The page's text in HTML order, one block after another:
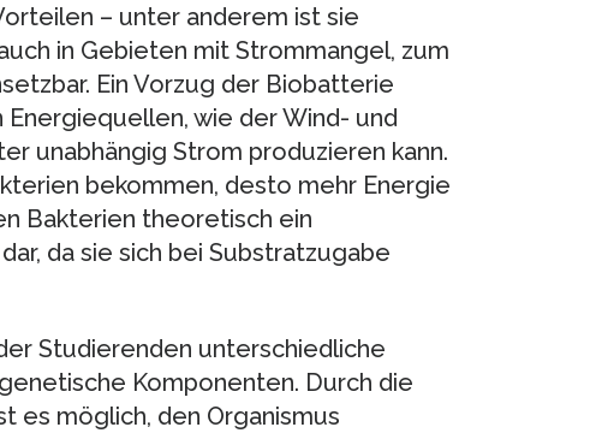
– unter anderem ist sie
in Gebieten mit Strommangel, zum
Ein Vorzug der Biobatterie
wie der Wind- und
unabhängig Strom produzieren kann.
bekommen, desto mehr Energie
Bakterien theoretisch ein
da sie sich bei Substratzugabe
Studierenden unterschiedliche
Komponenten. Durch die
es möglich, den Organismus